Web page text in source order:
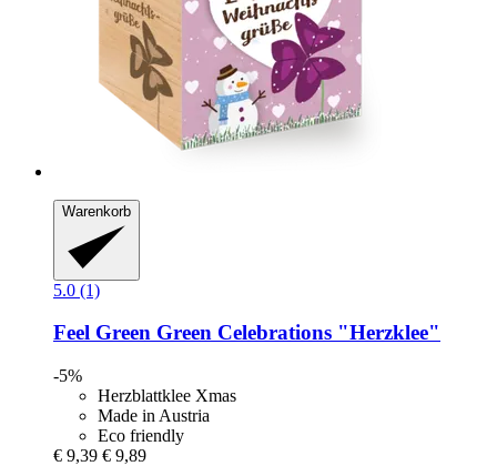
Warenkorb
5.0 (1)
Feel Green Green Celebrations "Herzklee"
-5%
Herzblattklee Xmas
Made in Austria
Eco friendly
€ 9,39 € 9,89